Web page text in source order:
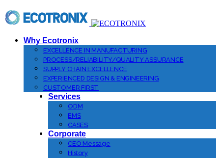
Why Ecotronix
EXCELLENCE IN MANUFACTURING
PROCESS/RELIABILITY/QUALITY ASSURANCE
SUPPLY CHAIN EXCELLENCE
EXPERIENCED DESIGN & ENGINEERING
CUSTOMER FIRST
Services
ODM
EMS
CASES
Corporate
CEO Message
History